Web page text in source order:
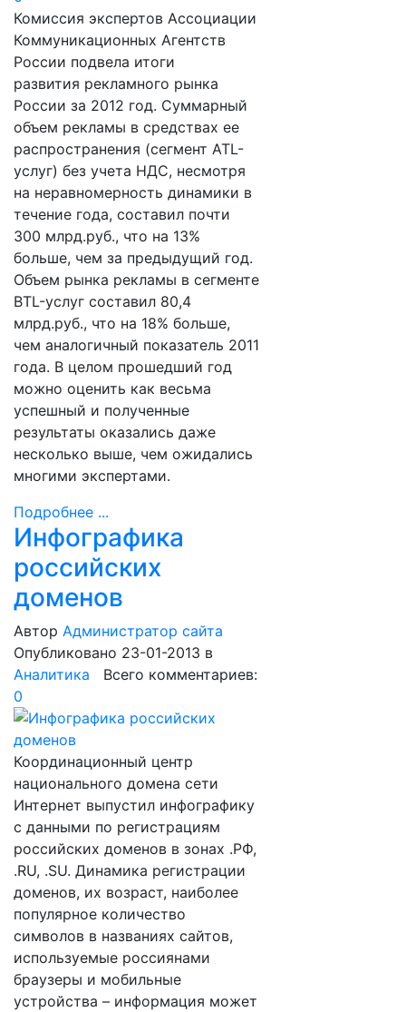
Комиссия экспертов Ассоциации
Коммуникационных Агентств
России подвела итоги
развития рекламного рынка
России за 2012 год. Суммарный
объем рекламы в средствах ее
распространения (сегмент ATL-
услуг) без учета НДС, несмотря
на неравномерность динамики в
течение года, составил почти
300 млрд.руб., что на 13%
больше, чем за предыдущий год.
Объем рынка рекламы в сегменте
BTL-услуг составил 80,4
млрд.руб., что на 18% больше,
чем аналогичный показатель 2011
года. В целом прошедший год
можно оценить как весьма
успешный и полученные
результаты оказались даже
несколько выше, чем ожидались
многими экспертами.
Подробнее ...
Инфографика
российских
доменов
Автор Администратор сайта
Опубликовано 23-01-2013 в
Аналитика Всего комментариев:
0
Координационный центр
национального домена сети
Интернет выпустил инфографику
с данными по регистрациям
российских доменов в зонах .РФ,
.RU, .SU. Динамика регистрации
доменов, их возраст, наиболее
популярное количество
символов в названиях сайтов,
используемые россиянами
браузеры и мобильные
устройства – информация может